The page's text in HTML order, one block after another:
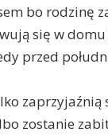
bo rodzinę
się w
przed
zostanie